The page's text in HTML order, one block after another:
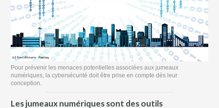
Pour prévenir les menaces potentielles associées aux jumeaux
numériques, la cybersécurité doit être prise en compte dès leur
conception.
Les jumeaux numériques sont des outils